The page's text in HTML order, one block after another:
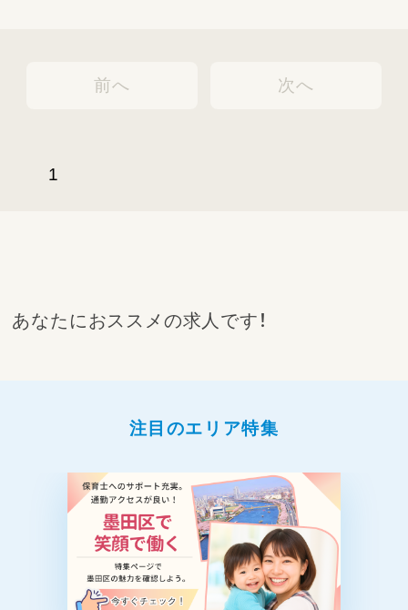
前へ
1
次へ
あなたにおススメの求人です！
注目のエリア特集